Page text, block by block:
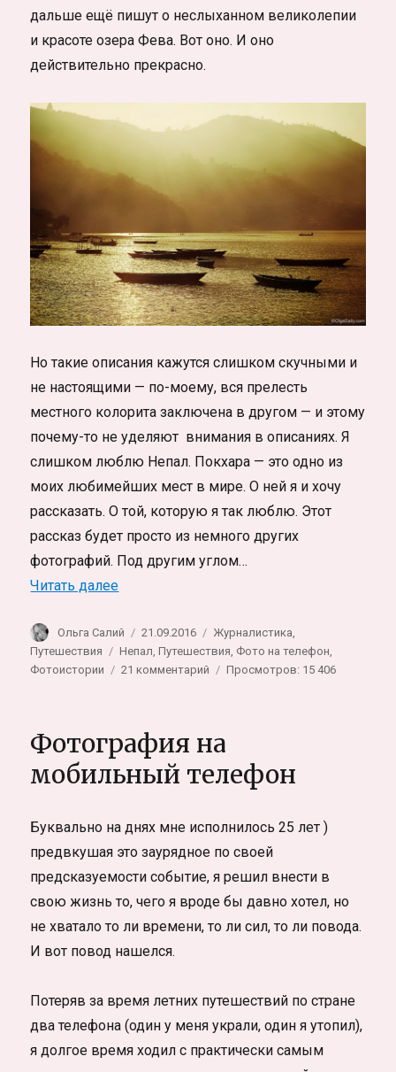
дальше ещё пишут о неслыханном великолепии
и красоте озера Фева. Вот оно. И оно
действительно прекрасно.
Но такие описания кажутся слишком скучными и
не настоящими — по-моему, вся прелесть
местного колорита заключена в другом — и этому
почему-то не уделяют внимания в описаниях. Я
слишком люблю Непал. Покхара — это одно из
моих любимейших мест в мире. О ней я и хочу
рассказать. О той, которую я так люблю. Этот
рассказ будет просто из немного других
фотографий. Под другим углом…
Читать далее«Альтернативный взгляд: другая
Автор
Ольга Салий Опубликовано
21.09.2016 Рубрики
Журналистика,
Путешествия
Метки
Непал,Путешествия, Фото на телефон,
Фотоистории
21 комментарий
другая
Покхара
и
Фева
(про
Непал,
любовью)
Просмотров: 15 406
Фотография на
мобильный телефон
Буквально на днях мне исполнилось 25 лет )
предвкушая это заурядное по своей
предсказуемости событие, я решил внести в
свою жизнь то, чего я вроде бы давно хотел, но
не хватало то ли времени, то ли сил, то ли повода.
И вот повод нашелся.
Потеряв за время летних путешествий по стране
два телефона (один у меня украли, один я утопил),
я долгое время ходил с практически самым